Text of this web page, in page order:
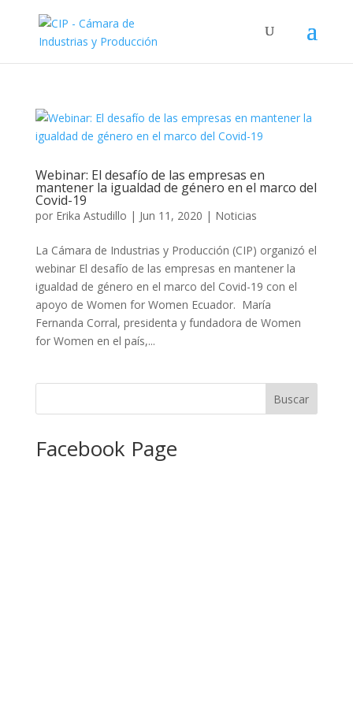
Webinar: El desafío de las empresas en
mantener la igualdad de género en el marco del
Covid-19
por Erika Astudillo | Jun 11, 2020 | Noticias
La Cámara de Industrias y Producción (CIP) organizó el
webinar El desafío de las empresas en mantener la
igualdad de género en el marco del Covid-19 con el
apoyo de Women for Women Ecuador. María
Fernanda Corral, presidenta y fundadora de Women
for Women en el país,...
Facebook Page